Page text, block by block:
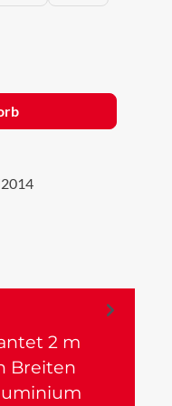
gewünschten
2 m
Breiten